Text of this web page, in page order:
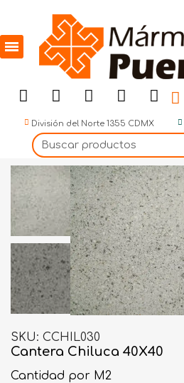
División del Norte 1355 CDMX
SKU CCHIL030
Cantera Chiluca 40X40
Cantidad por M2